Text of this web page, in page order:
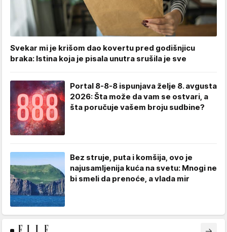
Svekar mi je krišom dao kovertu pred godišnjicu
braka: Istina koja je pisala unutra srušila je sve
Portal 8-8-8 ispunjava želje 8. avgusta
2026: Šta može da vam se ostvari, a
šta poručuje vašem broju sudbine?
Bez struje, puta i komšija, ovo je
najusamljenija kuća na svetu: Mnogi ne
bi smeli da prenoće, a vlada mir